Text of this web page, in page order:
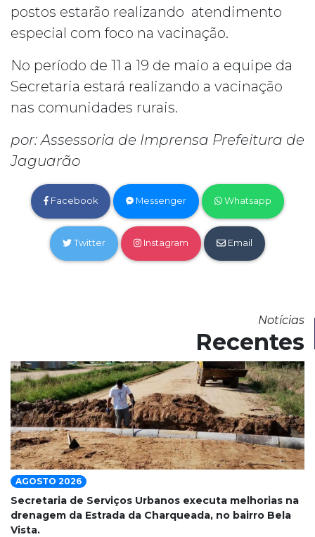
postos estarão realizando atendimento
especial com foco na vacinação.
No período de 11 a 19 de maio a equipe da
Secretaria estará realizando a vacinação
nas comunidades rurais.
por: Assessoria de Imprensa Prefeitura de
Jaguarão
Facebook Messenger Whatsapp
Twitter Instagram Email
Notícias
Recentes
AGOSTO 2026
Secretaria de Serviços Urbanos executa melhorias na
drenagem da Estrada da Charqueada, no bairro Bela
Vista.